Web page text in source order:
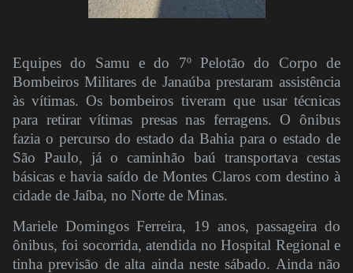
Equipes do Samu e do 7º Pelotão do Corpo de
Bombeiros Militares de Janaúba prestaram assistência
às vítimas. Os bombeiros tiveram que usar técnicas
para retirar vítimas presas nas ferragens. O ônibus
fazia o percurso do estado da Bahia para o estado de
São Paulo, já o caminhão baú transportava cestas
básicas e havia saído de Montes Claros com destino à
cidade de Jaíba, no Norte de Minas.
Mariele Domingos Ferreira, 19 anos, passageira do
ônibus, foi socorrida, atendida no Hospital Regional e
tinha previsão de alta ainda neste sábado. Ainda não